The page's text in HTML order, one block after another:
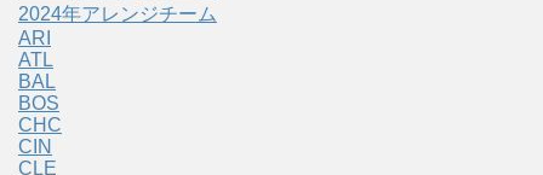
2024年アレンジチーム
ARI
ATL
BAL
BOS
CHC
CIN
CLE